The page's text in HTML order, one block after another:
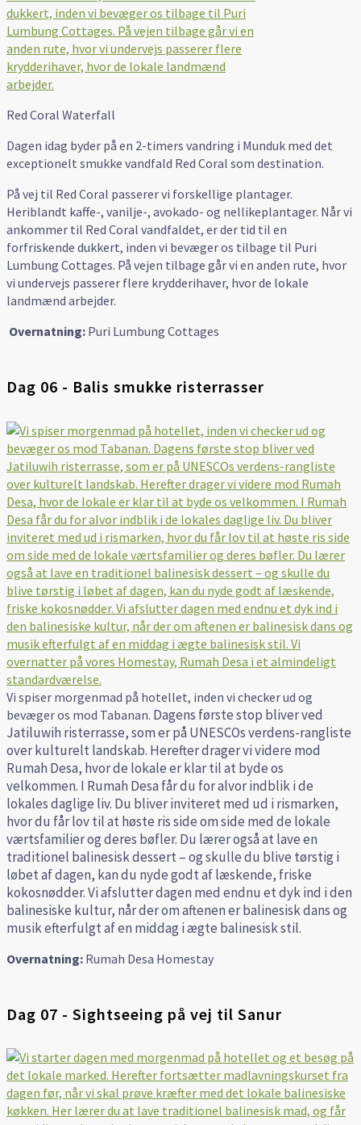
Red Coral Waterfall
Dagen idag byder på en 2-timers vandring i Munduk med det
exceptionelt smukke vandfald Red Coral som destination.
På vej til Red Coral passerer vi forskellige plantager.
Heriblandt kaffe-, vanilje-, avokado- og nellikeplantager. Når vi
ankommer til Red Coral vandfaldet, er der tid til en
forfriskende dukkert, inden vi bevæger os tilbage til Puri
Lumbung Cottages. På vejen tilbage går vi en anden rute, hvor
vi undervejs passerer flere krydderihaver, hvor de lokale
landmænd arbejder.
Overnatning: Puri Lumbung Cottages
Dag 06 - Balis smukke risterrasser
Vi spiser morgenmad på hotellet, inden vi checker ud og
bevæger os mod Tabanan. Dagens første stop bliver ved
Jatiluwih risterrasse, som er på UNESCOs verdens-rangliste
over kulturelt landskab. Herefter drager vi videre mod
Rumah Desa, hvor de lokale er klar til at byde os
velkommen. I Rumah Desa får du for alvor indblik i de
lokales daglige liv. Du bliver inviteret med ud i rismarken,
hvor du får lov til at høste ris side om side med de lokale
værtsfamilier og deres bøfler. Du lærer også at lave en
traditionel balinesisk dessert – og skulle du blive tørstig i
løbet af dagen, kan du nyde godt af læskende, friske
kokosnødder.Vi afslutter dagen med endnu et dyk ind i den
balinesiske kultur, når der om aftenen er balinesisk dans og
musik efterfulgt af en middag i ægte balinesisk stil.
Overnatning: Rumah Desa Homestay
Dag 07 - Sightseeing på vej til Sanur